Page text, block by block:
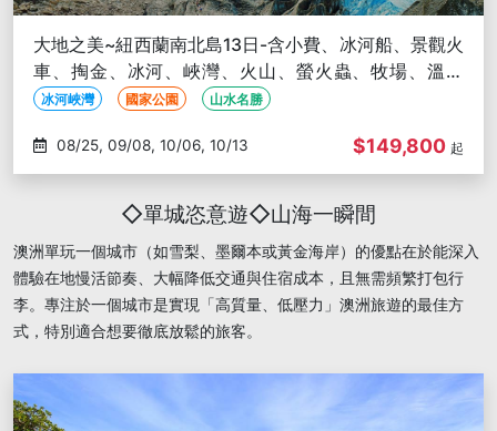
大地之美~紐西蘭南北島13日-含小費、冰河船、景觀火
車、掏金、冰河、峽灣、火山、螢火蟲、牧場、溫泉
浴、皇后鎮兩晚
冰河峽灣 國家公園 山水名勝
08/25, 09/08, 10/06, 10/13 $149,800 起
◇單城恣意遊◇山海一瞬間
澳洲單玩一個城市（如雪梨、墨爾本或黃金海岸）的優點在於能深入
體驗在地慢活節奏、大幅降低交通與住宿成本，且無需頻繁打包行
李。專注於一個城市是實現「高質量、低壓力」澳洲旅遊的最佳方
式，特別適合想要徹底放鬆的旅客。